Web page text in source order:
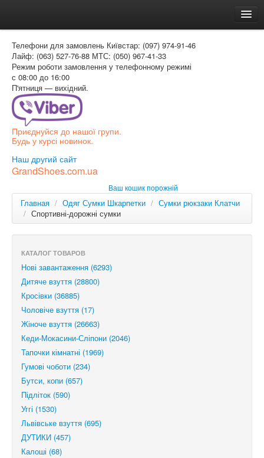
Доставка и оплата
Как заказать
Контакти
Таблиця розмірів
Вхід для покупця
РОС
Телефони для замовлень Київстар: (097) 974-91-46
Лайф: (063) 527-76-88 МТС: (050) 967-41-33
Режим роботи замовлення у телефонному режимі
с 08:00 до 16:00
П'ятниця — вихідний.
Приєднуйся до нашої групи.
Будь у курсі новинок.
Наш другий сайт
GrandShoes.com.ua
Ваш кошик порожній
Главная / Одяг Сумки Шкарпетки / Сумки рюкзаки Клатчи
/ Спортивні-дорожні сумки
КАТАЛОГ ТОВАРОВ
Нові завантаження (6293)
Дитяче взуття (28800)
Кросівки (36885)
Чоловіче взуття (17)
Жіноче взуття (26663)
Кеди-Мокасини-Сліпони (2046)
Тапочки кімнатні (1969)
Гумові чоботи (234)
Бутси, копи (657)
Підліток (590)
Уггі (1530)
Львівське взуття (695)
ДУТИКИ (457)
Калоші (68)